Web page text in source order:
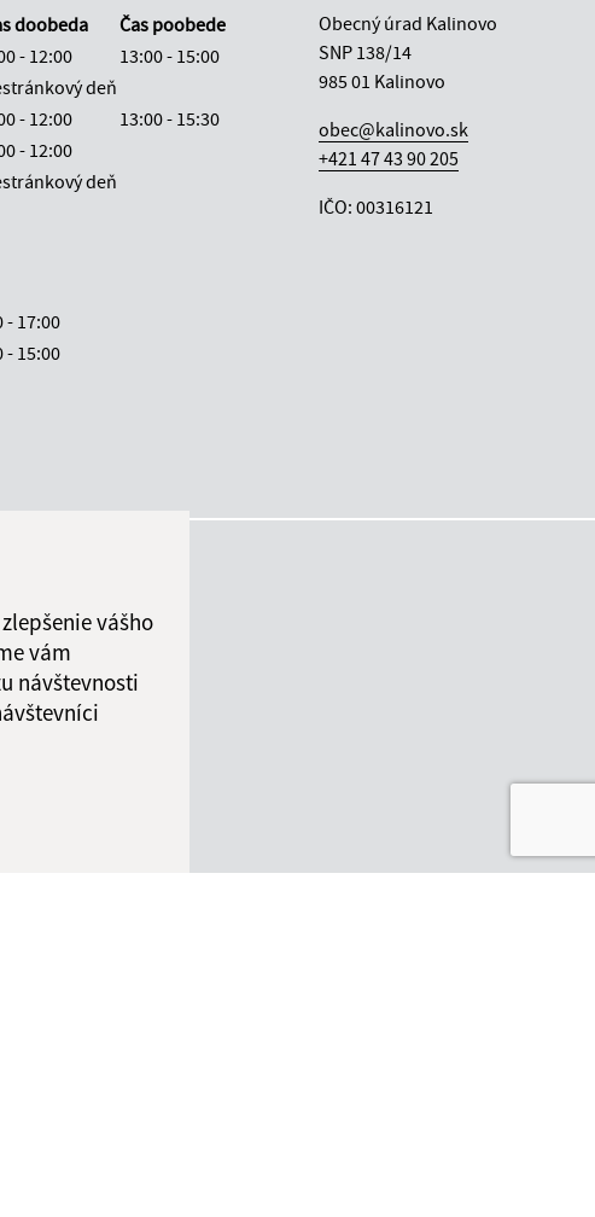
vášho
vám
návštevnosti
doobeda
Čas poobede
- 12:00
13:00 - 15:00
deň
- 12:00
13:00 - 15:30
- 12:00
deň
- 17:00
- 15:00
Obecný úrad Kalinovo
SNP 138/14
985 01 Kalinovo
obec@kalinovo.sk
+421 47 43 90 205
IČO: 00316121